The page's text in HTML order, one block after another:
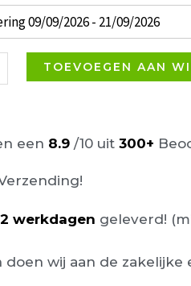
09/09/2026 - 21/09/2026
TOEVOEGEN AAN
een 8.9 /10 uit 300+
2 werkdagen geleverd!
doen wij aan de